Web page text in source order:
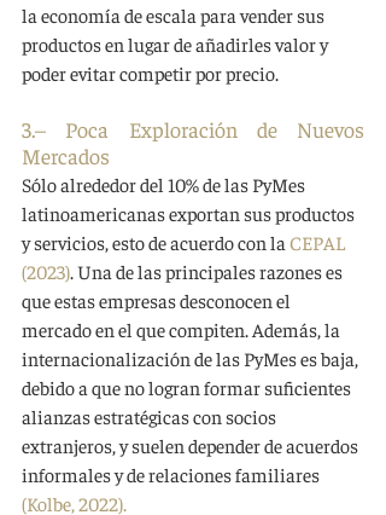
la economía de escala para vender sus
productos en lugar de añadirles valor y
poder evitar competir por precio.
3.– Poca Exploración de Nuevos
Mercados
Sólo alrededor del 10% de las PyMes
latinoamericanas exportan sus productos
y servicios, esto de acuerdo con la CEPAL
(2023). Una de las principales razones es
que estas empresas desconocen el
mercado en el que compiten. Además, la
internacionalización de las PyMes es baja,
debido a que no logran formar suficientes
alianzas estratégicas con socios
extranjeros, y suelen depender de acuerdos
informales y de relaciones familiares
(Kolbe, 2022).